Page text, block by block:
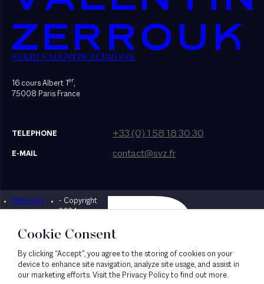
SEKRI VALENTIN ZERROUK
16 cours Albert 1er,
75008 Paris France
TELEPHONE +33 (0) 1 58 18 30 30
E-MAIL contact@svz.fr
Mentions
légales
- Copyright
2024
Designed by Bonhomme
Cookie Consent
By clicking “Accept”, you agree to the storing of cookies on your
device to enhance site navigation, analyze site usage, and assist in
our marketing efforts. Visit the Privacy Policy to find out more.